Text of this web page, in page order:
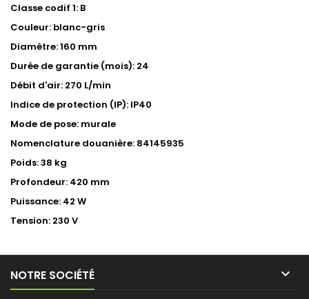
Classe codif 1: B
Couleur: blanc-gris
Diamètre: 160 mm
Durée de garantie (mois): 24
Débit d'air: 270 L/min
Indice de protection (IP): IP40
Mode de pose: murale
Nomenclature douanière: 84145935
Poids: 38 kg
Profondeur: 420 mm
Puissance: 42 W
Tension: 230 V
NOTRE SOCIÉTÉ 